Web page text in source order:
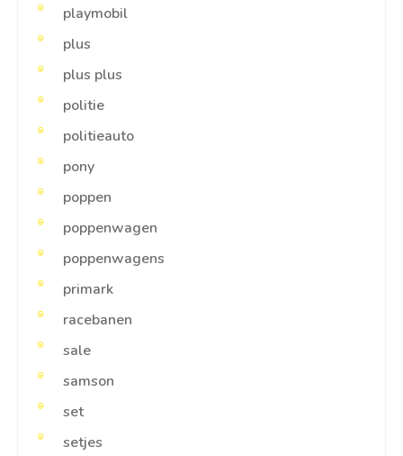
playmobil
plus
plus plus
politie
politieauto
pony
poppen
poppenwagen
poppenwagens
primark
racebanen
sale
samson
set
setjes